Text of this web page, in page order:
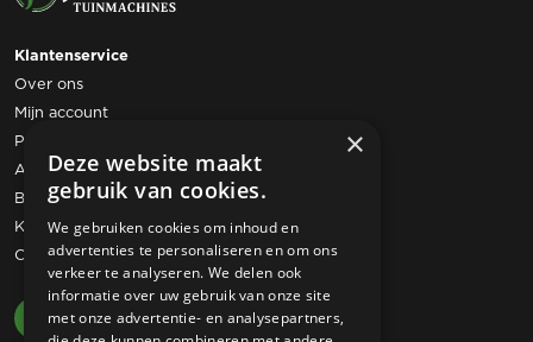
Klantenservice
Over ons
Mijn account
Privacy statement
Algemene voorwaarden
Bestelling retourneren
Klachtenregeling
Contact
×
Deze website maakt
gebruik van cookies.
We gebruiken cookies om inhoud en
advertenties te personaliseren en om ons
verkeer te analyseren. We delen ook
informatie over uw gebruik van onze site
met onze advertentie- en analysepartners,